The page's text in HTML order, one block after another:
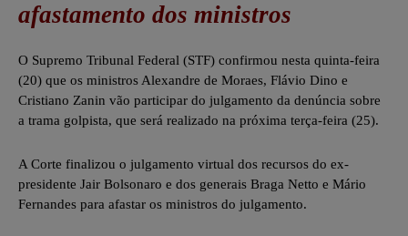
afastamento dos ministros
O Supremo Tribunal Federal (STF) confirmou nesta quinta-feira
(20) que os ministros Alexandre de Moraes, Flávio Dino e
Cristiano Zanin vão participar do julgamento da denúncia sobre
a trama golpista, que será realizado na próxima terça-feira (25).
A Corte finalizou o julgamento virtual dos recursos do ex-
presidente Jair Bolsonaro e dos generais Braga Netto e Mário
Fernandes para afastar os ministros do julgamento.